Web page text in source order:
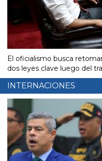
El oficialismo busca
dos leyes clave luego del
INTERNACIONES